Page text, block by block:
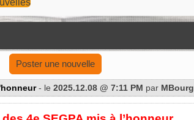
Poster une nouvelle
- le2025.12.08 @ 7:11 PM par MBourg